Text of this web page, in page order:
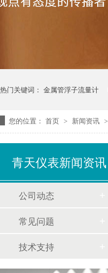
热门关键词： 金属管浮子流量计
您的位置： 首页 > 新闻资讯 >
青天仪表新闻资讯
公司动态
常见问题
技术支持